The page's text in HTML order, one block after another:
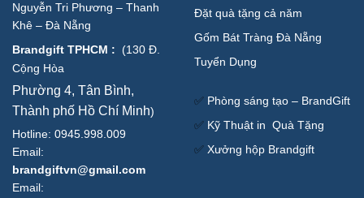
Nguyễn Tri Phương – Thanh
Khê – Đà Nẵng
Brandgift TPHCM : (130 Đ.
Cộng Hòa
Phường 4, Tân Bình,
Thành phố Hồ Chí Minh)
Hotline: 0945.998.009
Email:
brandgiftvn@gmail.com
Email:
Đặt quà tặng cả năm
Gốm Bát Tràng Đà Nẵng
Tuyển Dụng
✅ Phòng sáng tạo – BrandGift
✅ Kỹ Thuật in Quà Tặng
✅ Xưởng hộp Brandgift